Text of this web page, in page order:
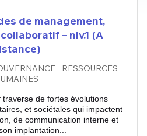
de management,
– niv.1 (A
- RESSOURCES
traverse de fortes évolutions
et sociétales qui impactent
de communication interne et
implantation...